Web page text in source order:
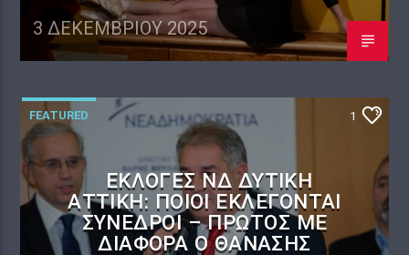
3 ΔΕΚΕΜΒΡΊΟΥ 2025
FEATURED 1
ΕΚΛΟΓΈΣ ΝΔ ΔΥΤΙΚΉ
ΑΤΤΙΚΉ: ΠΟΙΟΙ ΕΚΛΈΓΟΝΤΑΙ
ΣΎΝΕΔΡΟΙ – ΠΡΏΤΟΣ ΜΕ
ΔΙΑΦΟΡΆ Ο ΘΑΝΆΣΗΣ